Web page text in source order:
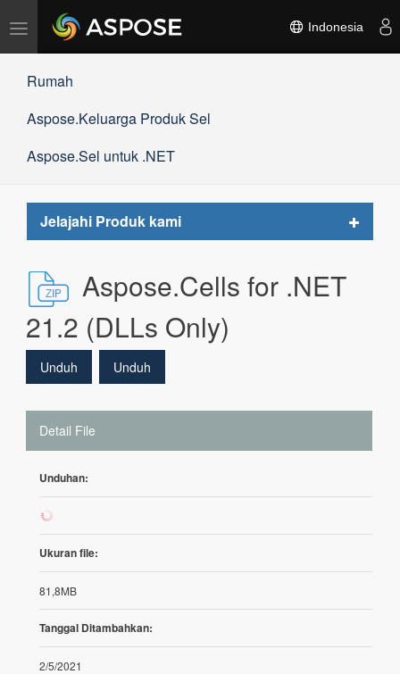
Alihkan
navigasi
Indonesia
Rumah
Aspose.Keluarga Produk Sel
Aspose.Sel untuk .NET
Jelajahi Produk kami
Toggle
Aspose.Cells for .NET
21.2 (DLLs Only)
Unduh Unduh
Detail File
Unduhan:
113
Ukuran file:
81,8MB
Tanggal Ditambahkan:
2/5/2021